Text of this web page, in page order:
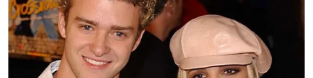
ल
क्रि
के